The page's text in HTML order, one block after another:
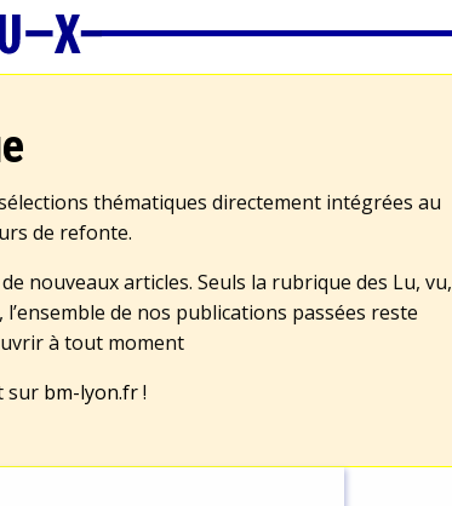
thématiques directement intégrées au
de refonte.
nouveaux articles. Seuls la rubrique des Lu, vu,
de nos publications passées reste
à tout moment
sur bm-lyon.fr!